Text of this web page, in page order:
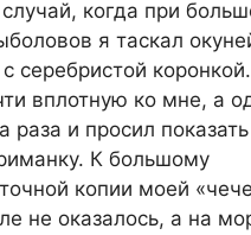
когда при
я таскал
серебристой
вплотную ко мне, а
раза и просил показать
К большому
копии моей
не оказалось, а на